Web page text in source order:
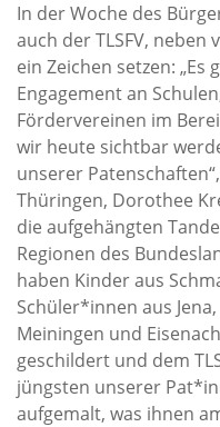
In der Woche des
auch der TLSFV,
ein Zeichen setzen:
Engagement an
Fördervereinen im
wir heute sichtbar
unserer
Thüringen, Dorothee
die aufgehängten
Regionen des
haben Kinder aus
Schüler*innen aus
Meiningen und
geschildert und dem
jüngsten unserer
aufgemalt, was ihnen